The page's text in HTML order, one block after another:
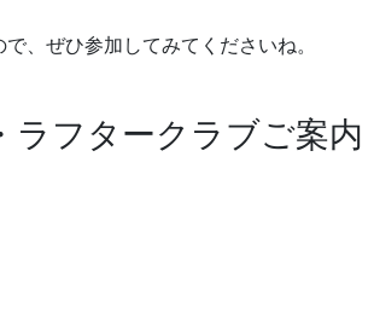
、ぜひ参加してみてくださいね。
ラフタークラブご案内